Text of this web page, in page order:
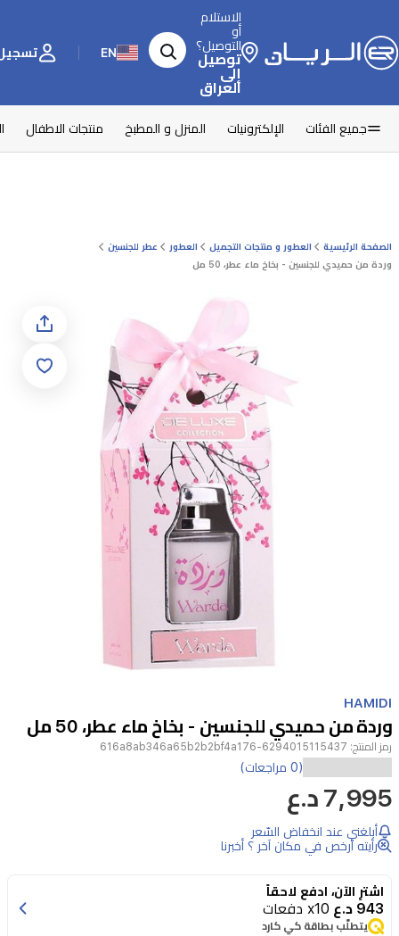
الاستلام
أو
التوصيل؟
توصيل
إلى
العراق
EN تسجيل
جميع الفئات الإلكترونيات المنزل و المطبخ منتجات الاطفال
الصفحة الرئيسية العطور و منتجات التجميل العطور
عطر للجنسين
وردة من حميدي للجنسين - بخاخ ماء عطر، 50 مل
1
1
HAMIDI
وردة من حميدي للجنسين - بخاخ ماء عطر، 50 مل
رمز المنتج: 6294015115437-616a8ab346a65b2b2bf4a176
بالرائحة
الرقيقة
والمنعشة
وردة
من
(0 مراجعات)
7,995 د.ع
أبلغني عند انخفاض السّعر
رأيته أرخص في مكان آخر ؟ أخبرنا
اشترِ الآن، ادفع لاحقاً
943 د.ع x10 دفعات
يتطلّب بطاقة كي كارد